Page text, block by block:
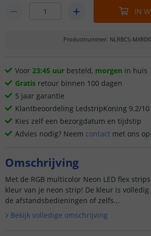
IN
Productnummer: NLRBCS-
Voor 23:45 uur besteld, morgen in huis
Gratis retour binnen 100 dagen
5 jaar garantie
Klantbeoordeling LedstripKoning 9.2/10
Kies zelf een bezorgdatum en tijdstip
Advies nodig? Neem contact met ons op!
Omschrijving
Met de RGB multicolor Neon LED flex
kleur van je neon strip! De kleur is
de afstandsbedieningen of zelfs...
Bekijk volledige omschrijving